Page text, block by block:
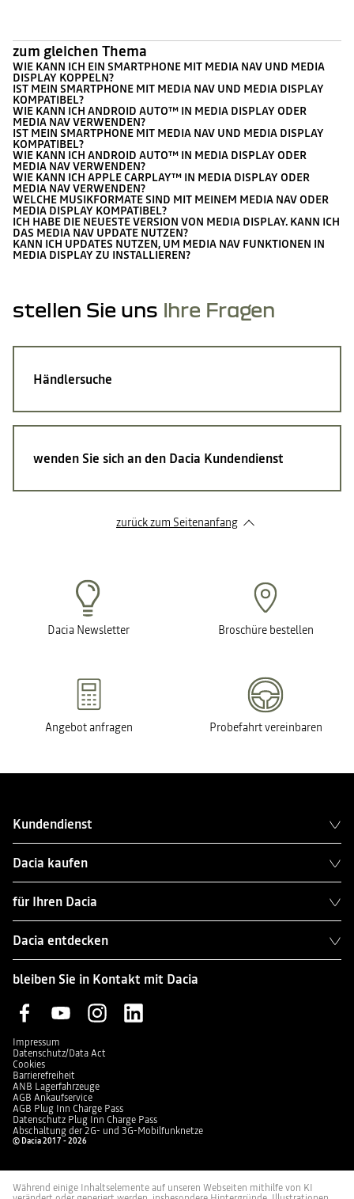
zum gleichen Thema
WIE KANN ICH EIN SMARTPHONE MIT MEDIA NAV UND MEDIA
DISPLAY KOPPELN?
IST MEIN SMARTPHONE MIT MEDIA NAV UND MEDIA DISPLAY
KOMPATIBEL?
WIE KANN ICH ANDROID AUTO™ IN MEDIA DISPLAY ODER
MEDIA NAV VERWENDEN?
IST MEIN SMARTPHONE MIT MEDIA NAV UND MEDIA DISPLAY
KOMPATIBEL?
WIE KANN ICH ANDROID AUTO™ IN MEDIA DISPLAY ODER
MEDIA NAV VERWENDEN?
WIE KANN ICH APPLE CARPLAY™ IN MEDIA DISPLAY ODER
MEDIA NAV VERWENDEN?
WELCHE MUSIKFORMATE SIND MIT MEINEM MEDIA NAV ODER
MEDIA DISPLAY KOMPATIBEL?
ICH HABE DIE NEUESTE VERSION VON MEDIA DISPLAY. KANN ICH
DAS MEDIA NAV UPDATE NUTZEN?
KANN ICH UPDATES NUTZEN, UM MEDIA NAV FUNKTIONEN IN
MEDIA DISPLAY ZU INSTALLIEREN?
stellen Sie uns Ihre Fragen
Händlersuche
wenden Sie sich an den Dacia Kundendienst
zurück zum Seitenanfang
Dacia Newsletter Broschüre bestellen
Angebot anfragen Probefahrt vereinbaren
Kundendienst
Dacia kaufen
für Ihren Dacia
Dacia entdecken
bleiben Sie in Kontakt mit Dacia
Impressum
Datenschutz/Data Act
Cookies
Barrierefreiheit
ANB Lagerfahrzeuge
AGB Ankaufservice
AGB Plug Inn Charge Pass
Datenschutz Plug Inn Charge Pass
Abschaltung der 2G- und 3G-Mobilfunknetze
© Dacia 2017 - 2026
Während einige Inhaltselemente auf unseren Webseiten mithilfe von KI